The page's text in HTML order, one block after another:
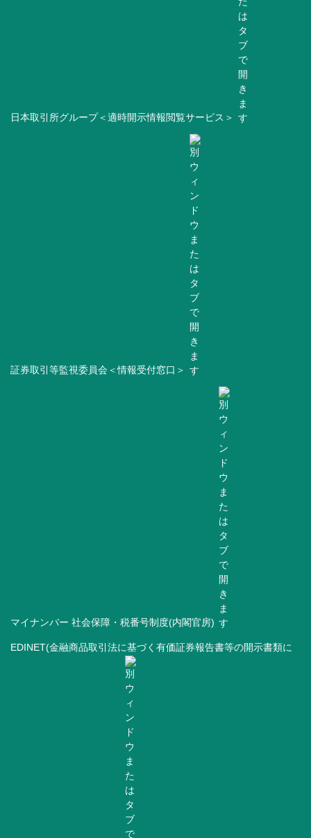
日本取引所グループ＜適時開示情報閲覧サービス＞
証券取引等監視委員会＜情報受付窓口＞
マイナンバー 社会保障・税番号制度(内閣官房)
EDINET(金融商品取引法に基づく有価証券報告書等の開示書類に